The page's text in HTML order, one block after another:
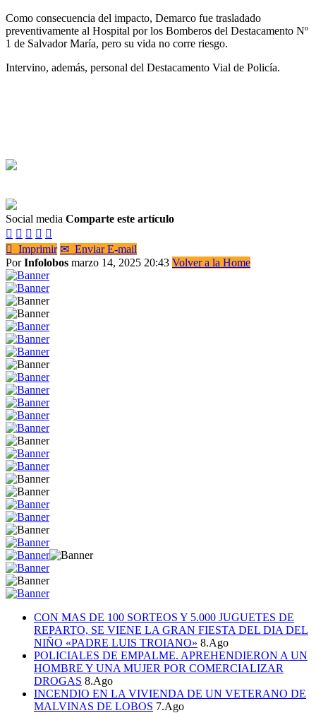
Como consecuencia del impacto, Demarco fue trasladado
preventivamente al Hospital por los Bomberos del Destacamento Nº
1 de Salvador María, pero su vida no corre riesgo.
Intervino, además, personal del Destacamento Vial de Policía.
Social media Comparte este artículo
    
 Imprimir ✉ Enviar E-mail
PorInfolobos marzo 14, 2025 20:43 Volver a la Home
CON MAS DE 100 SORTEOS Y 5.000 JUGUETES DE
REPARTO, SE VIENE LA GRAN FIESTA DEL DIA DEL
NIÑO «PADRE LUIS TROIANO» 8.Ago
POLICIALES DE EMPALME. APREHENDIERON A UN
HOMBRE Y UNA MUJER POR COMERCIALIZAR
DROGAS 8.Ago
INCENDIO EN LA VIVIENDA DE UN VETERANO DE
MALVINAS DE LOBOS 7.Ago